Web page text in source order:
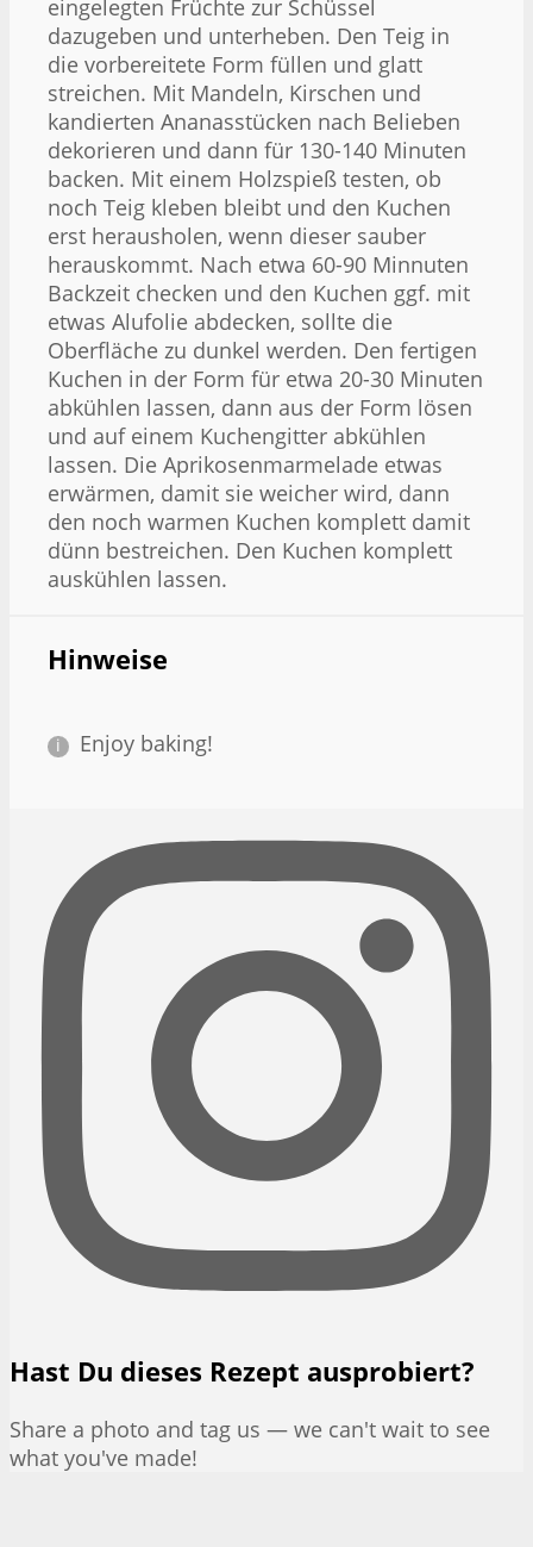
eingelegten Früchte zur Schüssel
dazugeben und unterheben. Den Teig in
die vorbereitete Form füllen und glatt
streichen. Mit Mandeln, Kirschen und
kandierten Ananasstücken nach Belieben
dekorieren und dann für 130-140 Minuten
backen. Mit einem Holzspieß testen, ob
noch Teig kleben bleibt und den Kuchen
erst herausholen, wenn dieser sauber
herauskommt. Nach etwa 60-90 Minnuten
Backzeit checken und den Kuchen ggf. mit
etwas Alufolie abdecken, sollte die
Oberfläche zu dunkel werden. Den fertigen
Kuchen in der Form für etwa 20-30 Minuten
abkühlen lassen, dann aus der Form lösen
und auf einem Kuchengitter abkühlen
lassen. Die Aprikosenmarmelade etwas
erwärmen, damit sie weicher wird, dann
den noch warmen Kuchen komplett damit
dünn bestreichen. Den Kuchen komplett
auskühlen lassen.
Hinweise
Enjoy baking!
Hast Du dieses Rezept ausprobiert?
Share a photo and tag us — we can't wait to see
what you've made!